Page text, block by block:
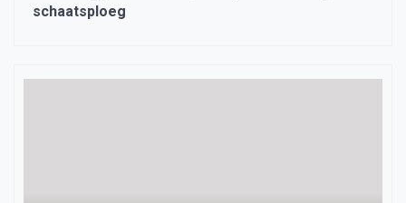
schaatsploeg